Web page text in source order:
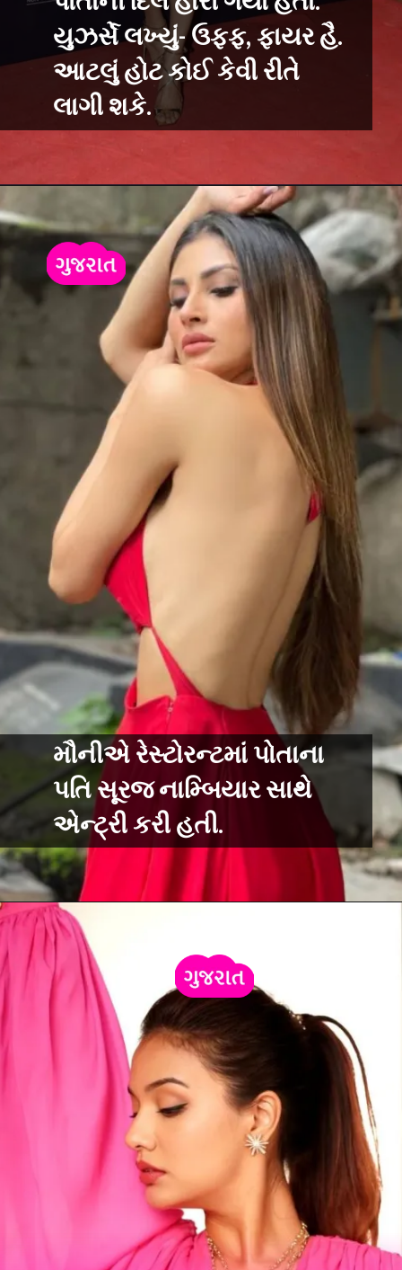
યુઝર્સે લખ્યું- ઉફ્ફ, ફાયર હૈ.
આટલું હોટ કોઈ કેવી રીતે
લાગી શકે.
મૌનીએ રેસ્ટોરન્ટમાં પોતાના
પતિ સૂરજ નામ્બિયાર સાથે
એન્ટ્રી કરી હતી.